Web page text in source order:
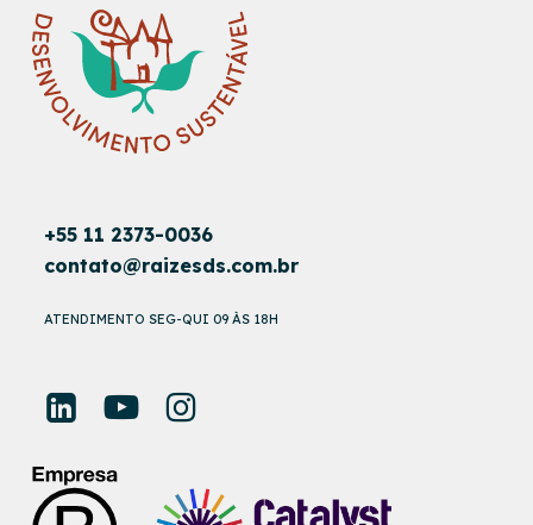
+55 11 2373-0036
contato@raizesds.com.br
ATENDIMENTO SEG-QUI 09 ÀS 18H